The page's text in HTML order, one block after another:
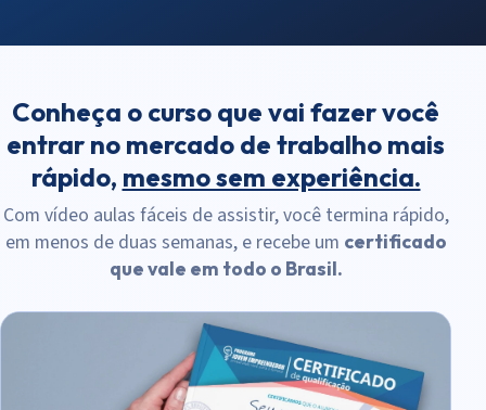
Conheça o curso que vai fazer você
entrar no mercado de trabalho mais
rápido, mesmo sem experiência.
Com vídeo aulas fáceis de assistir, você termina rápido,
em menos de duas semanas, e recebe um certificado
que vale em todo o Brasil.